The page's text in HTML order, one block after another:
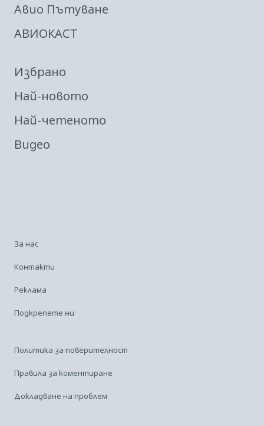
Авио Пътуване
АВИОКАСТ
Избрано
Най-новото
Най-четеното
Видео
За нас
Контакти
Реклама
Подкрепете ни
Политика за поверителност
Правила за коментиране
Докладване на проблем